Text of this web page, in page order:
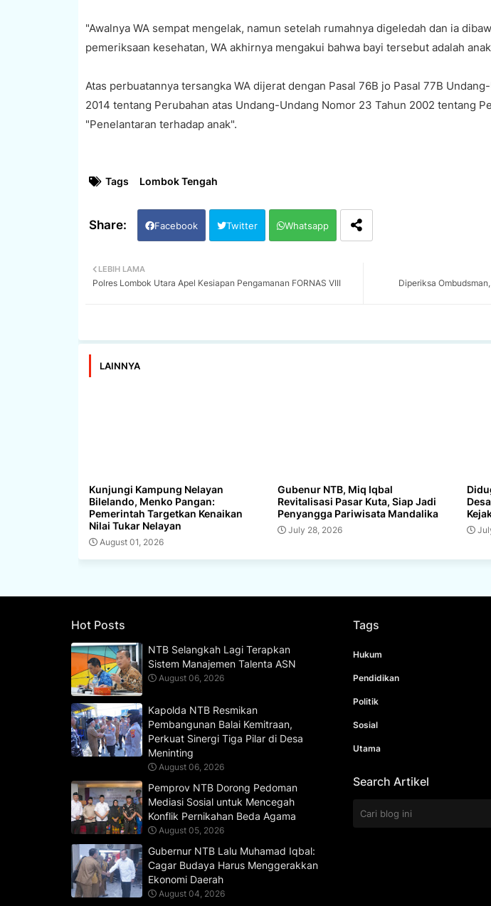
‎"Awalnya WA sempat mengelak, namun setelah rumahnya digeledah dan ia
pemeriksaan kesehatan, WA akhirnya mengakui bahwa bayi tersebut adalah
‎Atas perbuatannya tersangka WA dijerat dengan Pasal 76B jo Pasal 77B
2014 tentang Perubahan atas Undang-Undang Nomor 23 Tahun 2002 tentang
"Penelantaran terhadap anak".
Tags Lombok Tengah
Facebook Twitter Whatsapp
Diperiksa
LEBIH LAMA
Polres Lombok Utara Apel Kesiapan Pengamanan FORNAS VIII
LAINNYA
Kunjungi Kampung Nelayan
Bilelando, Menko Pangan:
Pemerintah Targetkan Kenaikan
Nilai Tukar Nelayan
August 01, 2026
Gubenur NTB, Miq Iqbal
Revitalisasi Pasar Kuta, Siap Jadi
Penyangga Pariwisata Mandalika
July 28, 2026
Hot Posts
NTB Selangkah Lagi Terapkan
Sistem Manajemen Talenta ASN
August 06, 2026
Kapolda NTB Resmikan
Pembangunan Balai Kemitraan,
Perkuat Sinergi Tiga Pilar di Desa
Meninting
August 06, 2026
Pemprov NTB Dorong Pedoman
Mediasi Sosial untuk Mencegah
Konflik Pernikahan Beda Agama
August 05, 2026
Gubernur NTB Lalu Muhamad Iqbal:
Cagar Budaya Harus Menggerakkan
Ekonomi Daerah
August 04, 2026
Tags
Hukum
Pendidikan
Politik
Sosial
Utama
Search Artikel